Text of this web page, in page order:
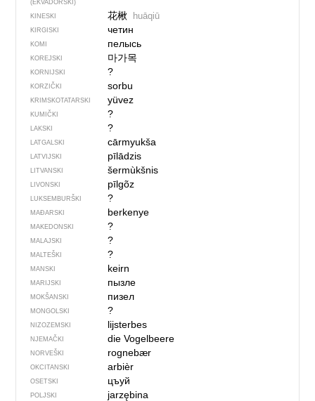
(EKVADORSKI)
KINESKI 花楸 huāqiū
KIRGISKI четин
KOMI пелысь
KOREJSKI 마가목
KORNIJSKI ?
KORZIČKI sorbu
KRIMSKOTATARSKI yüvez
KUMIČKI ?
LAKSKI ?
LATGALSKI cārmyukša
LATVIJSKI pīlādzis
LITVANSKI šermùkšnis
LIVONSKI pīlgõz
LUKSEMBURŠKI ?
MAĐARSKI berkenye
MAKEDONSKI ?
MALAJSKI ?
MALTEŠKI ?
MANSKI keirn
MARIJSKI пызле
MOKŠANSKI пизел
MONGOLSKI ?
NIZOZEMSKI lijsterbes
NJEMAČKI die Vogelbeere
NORVEŠKI rognebær
OKCITANSKI arbièr
OSETSKI цъуй
POLJSKI jarzębina